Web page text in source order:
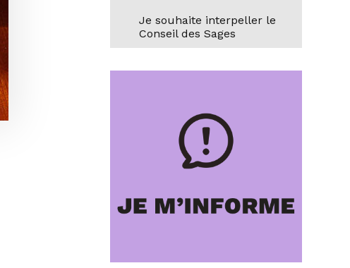
Je souhaite interpeller le
Conseil des Sages